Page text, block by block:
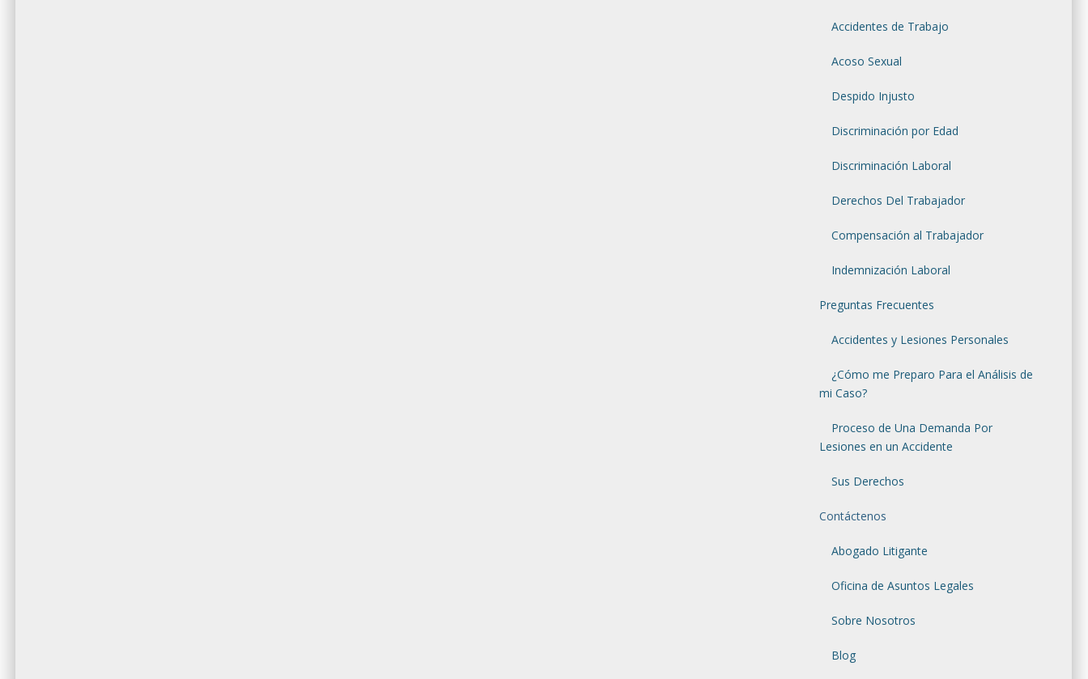
Accidentes de Trabajo
Acoso Sexual
Despido Injusto
Discriminación por Edad
Discriminación Laboral
Derechos Del Trabajador
Compensación al Trabajador
Indemnización Laboral
Preguntas Frecuentes
Accidentes y Lesiones Personales
¿Cómo me Preparo Para el Análisis de
mi Caso?
Proceso de Una Demanda Por
Lesiones en un Accidente
Sus Derechos
Contáctenos
Abogado Litigante
Oficina de Asuntos Legales
Sobre Nosotros
Blog